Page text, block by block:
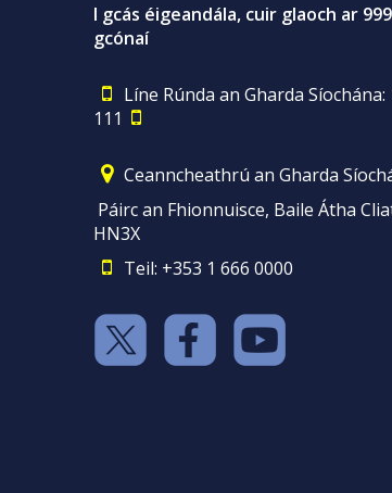
I gcás éigeandála, cuir glaoch ar
gcónaí
Líne Rúnda an Gharda Síochána:
111
Ceanncheathrú an Gharda
Páirc an Fhionnuisce, Baile Átha
HN3X
Teil: +353 1 666 0000